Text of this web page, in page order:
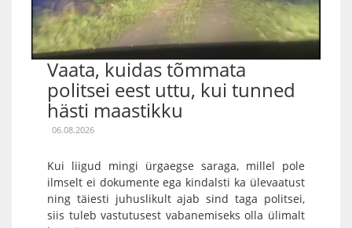
Vaata, kuidas tõmmata
politsei eest uttu, kui tunned
hästi maastikku
06.08.2026
Kui liigud mingi ürgaegse saraga, millel pole
ilmselt ei dokumente ega kindalsti ka ülevaatust
ning täiesti juhuslikult ajab sind taga politsei,
siis tuleb vastutusest vabanemiseks olla ülimalt